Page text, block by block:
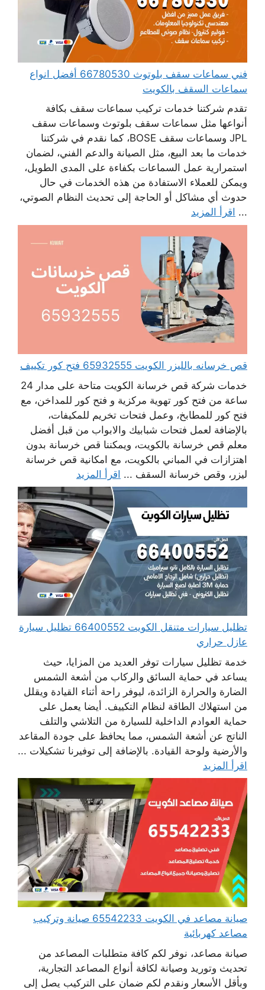
فني سماعات سقف بلوتوث 66780530 أفضل انواع
سماعات السقف بالكويت
تقدم شركتنا خدمات تركيب سماعات سقف بكافة
أنواعها مثل سماعات سقف بلوتوث وسماعات سقف
JPL وسماعات سقف BOSE، كما نقدم في شركتنا
خدمات ما بعد البيع، مثل الصيانة والدعم الفني، لضمان
استمرارية عمل السماعات بكفاءة على المدى الطويل،
ويمكن للعملاء الاستفادة من هذه الخدمات في حال
حدوث أي مشاكل أو الحاجة إلى تحديث النظام الصوتي،
... اقرأ المزيد
قص خرسانه بالليزر الكويت 65932555 فتح كور تكييف
خدمات شركة قص خرسانة الكويت متاحة على مدار 24
ساعة من فتح كور تهوية مركزية و فتح كور للمداخن، مع
فتح كور للمطابخ، وعمل فتحات تخريم للمكيفات،
بالإضافة لعمل فتحات شبابيك والابواب من قبل أفضل
معلم قص خرسانة بالكويت، ويمكننا قص خرسانة بدون
اهتزازات في المباني بالكويت، مع امكانية قص خرسانة
ليزر، وقص خرسانة السقف ... اقرأ المزيد
تظليل سيارات متنقل الكويت 66400552 تظليل سيارة
عازل حراري
خدمة تظليل سيارات توفر العديد من المزايا، حيث
يساعد في حماية السائق والركاب من أشعة الشمس
الضارة والحرارة الزائدة، ليوفر راحة أثناء القيادة ويقلل
من استهلاك الطاقة لنظام التكييف. أيضا يعمل على
حماية العوادم الداخلية للسيارة من التلاشي والتلف
الناتج عن أشعة الشمس، مما يحافظ على جودة المقاعد
والأرضية ولوحة القيادة. بالإضافة إلى توفيرنا تشكيلات ...
اقرأ المزيد
صيانة مصاعد في الكويت 65542233 صيانة وتركيب
مصاعد كهربائية
صيانة مصاعد، نوفر لكم كافة متطلبات المصاعد من
تحديث وتوريد وصيانة لكافة أنواع المصاعد التجارية،
وبأقل الأسعار ونقدم لكم ضمان على التركيب يصل إلى